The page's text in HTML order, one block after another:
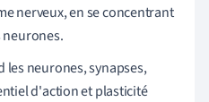
nerveux, en se concentrant
les neurones, synapses,
d'action et plasticité